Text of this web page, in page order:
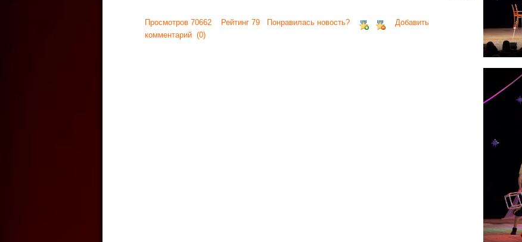
Просмотров 70662 Рейтинг 79 Понравилась новость?
Добавить
комментарий (0)